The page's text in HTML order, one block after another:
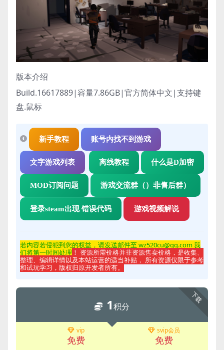
版本介绍
Build.16617889|容量7.86GB|官方简体中文|支持键
盘.鼠标
新手教程 账号内找不到游戏
文字游戏列表 离线教程 什么是D加密
MOD订阅问题 游戏交流群（）非售后群）
登录steam出现 错误代码 游戏视频解说
若内容若侵犯到您的权益，请发送邮件至 wz520cu@qq.com 我
们将第一时间处理 ！ 资源所需价格并非资源售卖价格，是收集、
整理、编辑详情以及本站运营的适当补贴， 所有资源仅限于参考
和试玩学习，版权归原开发者所有。
下载
1积分
vip
免费
svip会员
免费